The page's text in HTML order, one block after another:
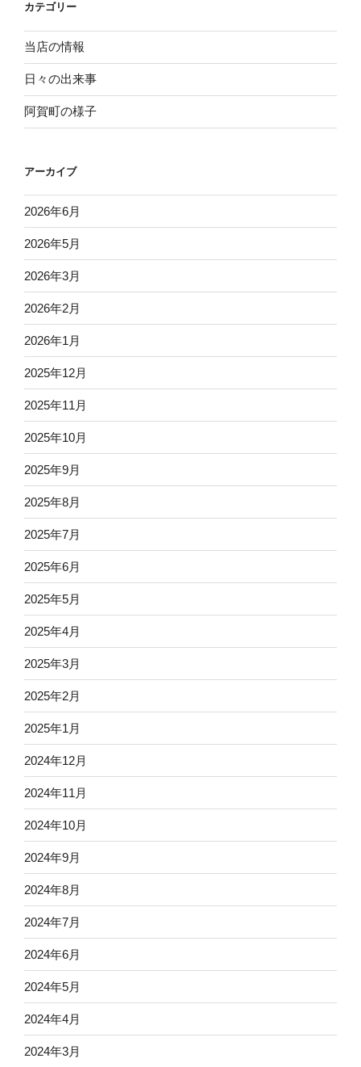
ン
カテゴリー
当店の情報
日々の出来事
阿賀町の様子
アーカイブ
2026年6月
2026年5月
2026年3月
2026年2月
2026年1月
2025年12月
2025年11月
2025年10月
2025年9月
2025年8月
2025年7月
2025年6月
2025年5月
2025年4月
2025年3月
2025年2月
2025年1月
2024年12月
2024年11月
2024年10月
2024年9月
2024年8月
2024年7月
2024年6月
2024年5月
2024年4月
2024年3月